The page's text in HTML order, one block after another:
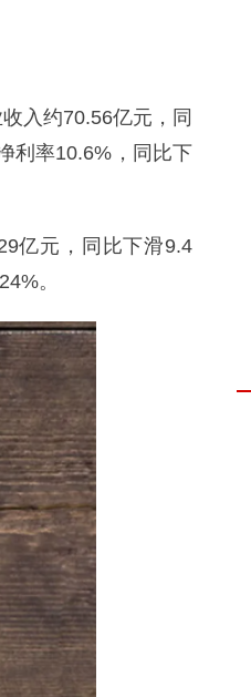
入约70.56亿元，同
利率10.6%，同比下
亿元，同比下滑9.4
。